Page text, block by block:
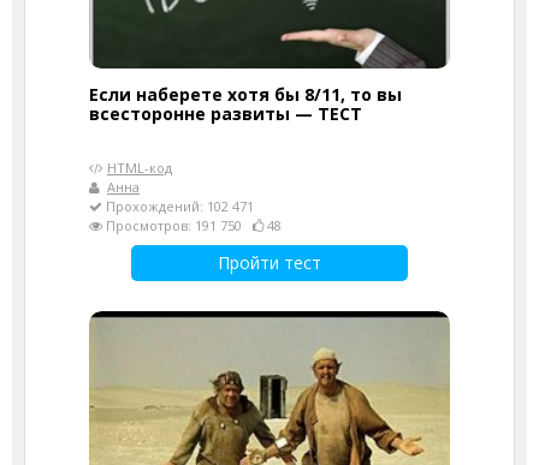
Если наберете хотя бы 8/11, то вы
всесторонне развиты — ТЕСТ
HTML-код
Анна
Прохождений: 102 471
Просмотров: 191 750
48
Пройти тест